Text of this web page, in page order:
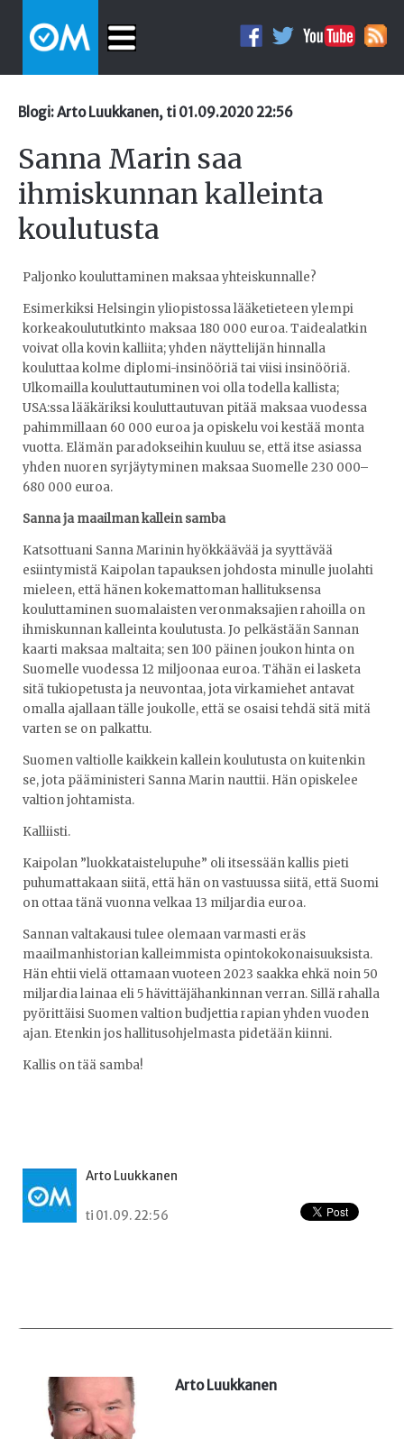
Blogi: Arto Luukkanen, ti 01.09.2020 22:56
Sanna Marin saa
ihmiskunnan kalleinta
koulutusta
Paljonko kouluttaminen maksaa yhteiskunnalle?
Esimerkiksi Helsingin yliopistossa lääketieteen ylempi
korkeakoulututkinto maksaa 180 000 euroa. Taidealatkin
voivat olla kovin kalliita; yhden näyttelijän hinnalla
kouluttaa kolme diplomi-insinööriä tai viisi insinööriä.
Ulkomailla kouluttautuminen voi olla todella kallista;
USA:ssa lääkäriksi kouluttautuvan pitää maksaa vuodessa
pahimmillaan 60 000 euroa ja opiskelu voi kestää monta
vuotta. Elämän paradokseihin kuuluu se, että itse asiassa
yhden nuoren syrjäytyminen maksaa Suomelle 230 000–
680 000 euroa.
Sanna ja maailman kallein samba
Katsottuani Sanna Marinin hyökkäävää ja syyttävää
esiintymistä Kaipolan tapauksen johdosta minulle juolahti
mieleen, että hänen kokemattoman hallituksensa
kouluttaminen suomalaisten veronmaksajien rahoilla on
ihmiskunnan kalleinta koulutusta. Jo pelkästään Sannan
kaarti maksaa maltaita; sen 100 päinen joukon hinta on
Suomelle vuodessa 12 miljoonaa euroa. Tähän ei lasketa
sitä tukiopetusta ja neuvontaa, jota virkamiehet antavat
omalla ajallaan tälle joukolle, että se osaisi tehdä sitä mitä
varten se on palkattu.
Suomen valtiolle kaikkein kallein koulutusta on kuitenkin
se, jota pääministeri Sanna Marin nauttii. Hän opiskelee
valtion johtamista.
Kalliisti.
Kaipolan ”luokkataistelupuhe” oli itsessään kallis pieti
puhumattakaan siitä, että hän on vastuussa siitä, että Suomi
on ottaa tänä vuonna velkaa 13 miljardia euroa.
Sannan valtakausi tulee olemaan varmasti eräs
maailmanhistorian kalleimmista opintokokonaisuuksista.
Hän ehtii vielä ottamaan vuoteen 2023 saakka ehkä noin 50
miljardia lainaa eli 5 hävittäjähankinnan verran. Sillä rahalla
pyörittäisi Suomen valtion budjettia rapian yhden vuoden
ajan. Etenkin jos hallitusohjelmasta pidetään kiinni.
Kallis on tää samba!
Arto Luukkanen
ti 01.09. 22:56
Arto Luukkanen